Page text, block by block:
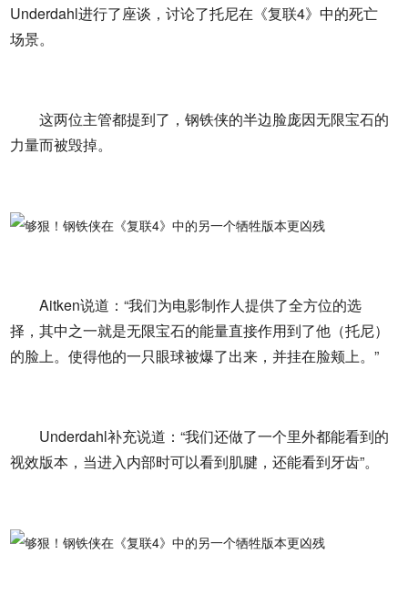
Underdahl进行了座谈，讨论了托尼在《复联4》中的死亡
场景。
这两位主管都提到了，钢铁侠的半边脸庞因无限宝石的
力量而被毁掉。
Aitken说道：“我们为电影制作人提供了全方位的选
择，其中之一就是无限宝石的能量直接作用到了他（托尼）
的脸上。使得他的一只眼球被爆了出来，并挂在脸颊上。”
Underdahl补充说道：“我们还做了一个里外都能看到的
视效版本，当进入内部时可以看到肌腱，还能看到牙齿”。